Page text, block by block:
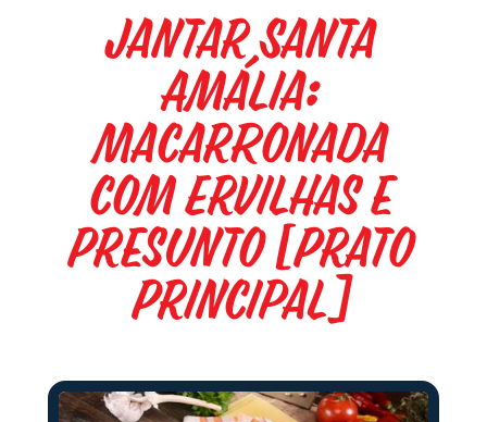
Jantar Santa
Amália:
Macarronada
com Ervilhas e
Presunto [Prato
Principal]